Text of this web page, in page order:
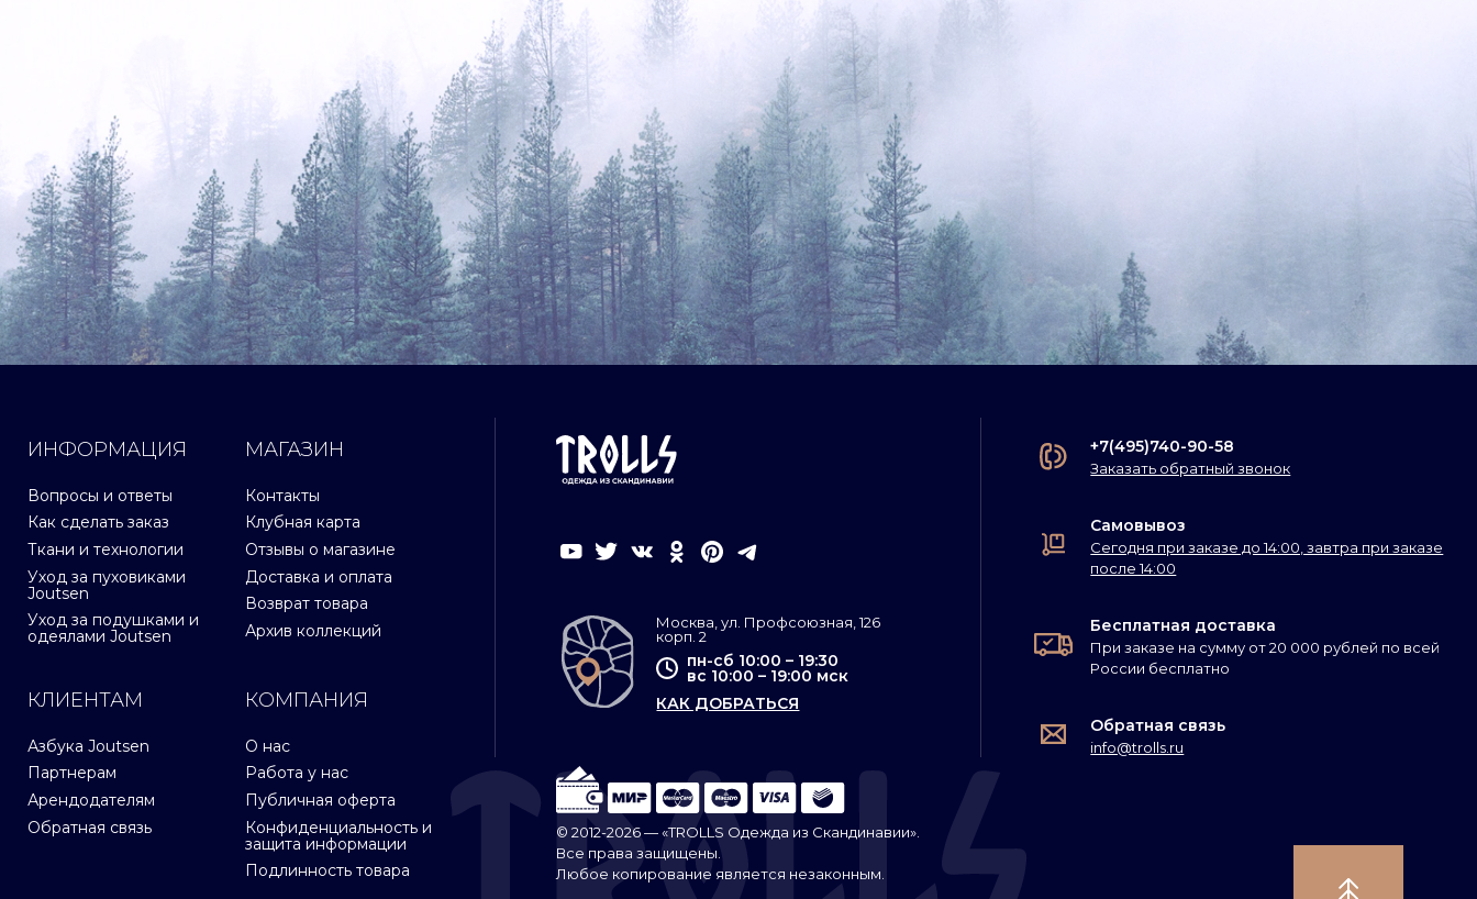
ИНФОРМАЦИЯ
Вопросы и ответы
Как сделать заказ
Ткани и технологии
Уход за пуховиками
Joutsen
Уход за подушками и
одеялами Joutsen
МАГАЗИН
Контакты
Клубная карта
Отзывы о магазине
Доставка и оплата
Возврат товара
Архив коллекций
КЛИЕНТАМ
Азбука Joutsen
Партнерам
Арендодателям
Обратная связь
КОМПАНИЯ
О нас
Работа у нас
Публичная оферта
Конфиденциальность и
защита информации
Подлинность товара
Москва, ул. Профсоюзная, 126
корп. 2
пн-сб 10:00 – 19:30
вс 10:00 – 19:00 мск
КАК ДОБРАТЬСЯ
© 2012-2026 — «TROLLS Одежда из Скандинавии».
Все права защищены.
Любое копирование является незаконным.
+7(495)740-90-58
Заказать обратный звонок
Самовывоз
Сегодня при заказе до 14:00, завтра при заказе
после 14:00
Бесплатная доставка
При заказе на сумму от 20 000 рублей по всей
России бесплатно
Обратная связь
info@trolls.ru